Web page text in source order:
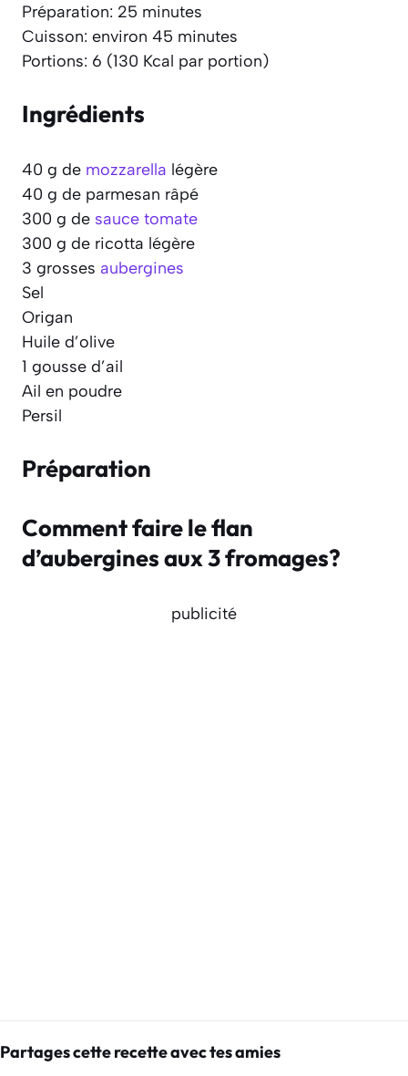
Préparation: 25 minutes
Cuisson: environ 45 minutes
Portions: 6 (130 Kcal par portion)
Ingrédients
40 g de mozzarella légère
40 g de parmesan râpé
300 g de sauce tomate
300 g de ricotta légère
3 grosses aubergines
Sel
Origan
Huile d’olive
1 gousse d’ail
Ail en poudre
Persil
Préparation
Comment faire le flan
d’aubergines aux 3 fromages?
publicité
Partages cette recette avec tes amies